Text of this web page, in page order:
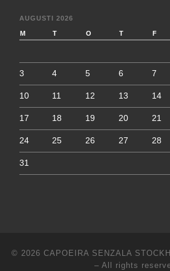
AUGUSTI 2026
M T O T F
3 4 5 6 7
10 11 12 13 14
17 18 19 20 21
24 25 26 27 28
31
© 2026 CAPOEIRA SENZALA
– All rights